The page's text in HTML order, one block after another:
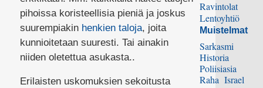
pihoissa koristeellisia pieniä ja joskus
suurempiakin henkien taloja, joita
kunnioitetaan suuresti. Tai ainakin
niiden oletettua asukasta..
Erilaisten uskomuksien sekoitusta
Ravintolat
Lentoyhtiö
Muistelmat
Sarkasmi
Historia
Poliisiasia
Raha Israel